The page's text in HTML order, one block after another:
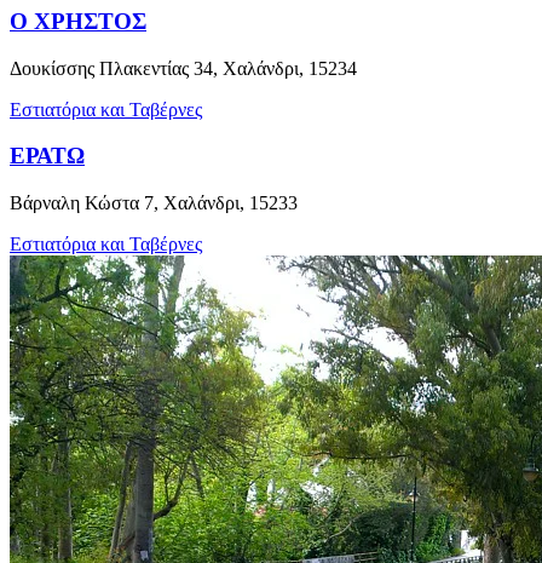
Ο ΧΡΗΣΤΟΣ
Δουκίσσης Πλακεντίας 34, Χαλάνδρι, 15234
Εστιατόρια και Ταβέρνες
ΕΡΑΤΩ
Βάρναλη Κώστα 7, Χαλάνδρι, 15233
Εστιατόρια και Ταβέρνες